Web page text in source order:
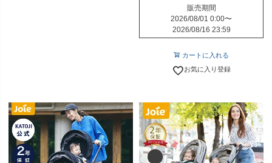
販売期間
2026/08/01 0:00〜
2026/08/16 23:59
カートに入れる
お気に入り登録